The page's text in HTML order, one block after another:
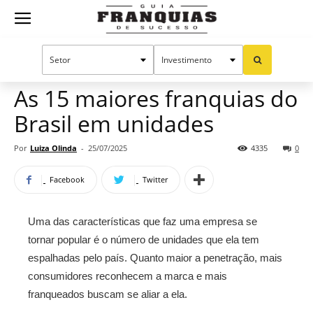
Guia
Oportunidades e tendências
As 15 maiores franquias do
Brasil em unidades
Por Luiza Olinda - 25/07/2025 0
4335
Facebook Twitter
Uma das características que faz uma empresa se
tornar popular é o número de unidades que ela tem
espalhadas pelo país. Quanto maior a penetração, mais
consumidores reconhecem a marca e mais
franqueados buscam se aliar a ela.